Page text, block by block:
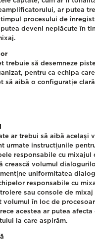
ar putea
procesului de
deveni neplăcute în
trebuie să desemneze
pentru ca echipa
să aibă o configurație clară
ar trebui să aibă același
urmate instrucțiunile
responsabile cu mixajul
crească volumul
menține uniformitatea
responsabile cu
sau console de mixaj
volumul în loc de
acestea ar putea afecta
la care aspirăm.